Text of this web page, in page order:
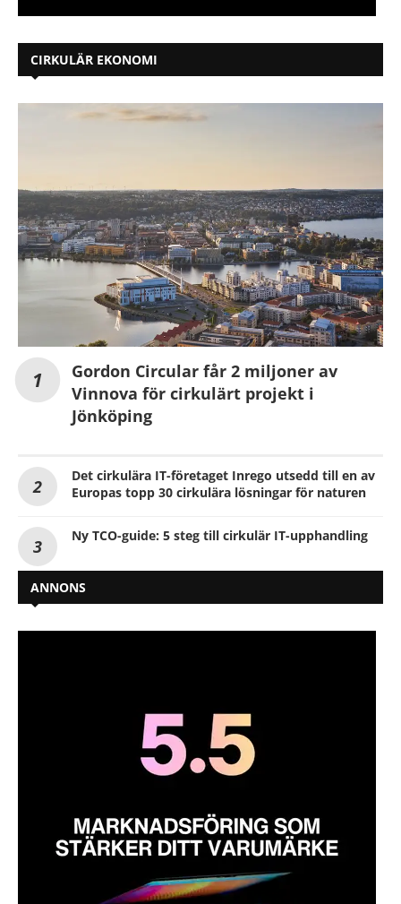
CIRKULÄR EKONOMI
Gordon Circular får 2 miljoner av
Vinnova för cirkulärt projekt i
Jönköping
Det cirkulära IT-företaget Inrego utsedd till en av
Europas topp 30 cirkulära lösningar för naturen
Ny TCO-guide: 5 steg till cirkulär IT-upphandling
ANNONS